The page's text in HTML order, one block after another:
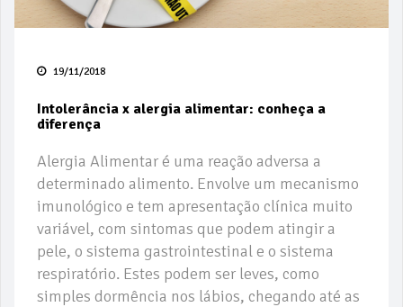
19/11/2018
Intolerância x alergia alimentar: conheça a
diferença
Alergia Alimentar é uma reação adversa a
determinado alimento. Envolve um mecanismo
imunológico e tem apresentação clínica muito
variável, com sintomas que podem atingir a
pele, o sistema gastrointestinal e o sistema
respiratório. Estes podem ser leves, como
simples dormência nos lábios, chegando até as